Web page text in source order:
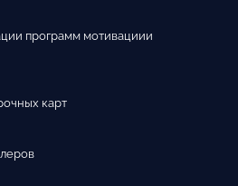
программ мотивациии
карт